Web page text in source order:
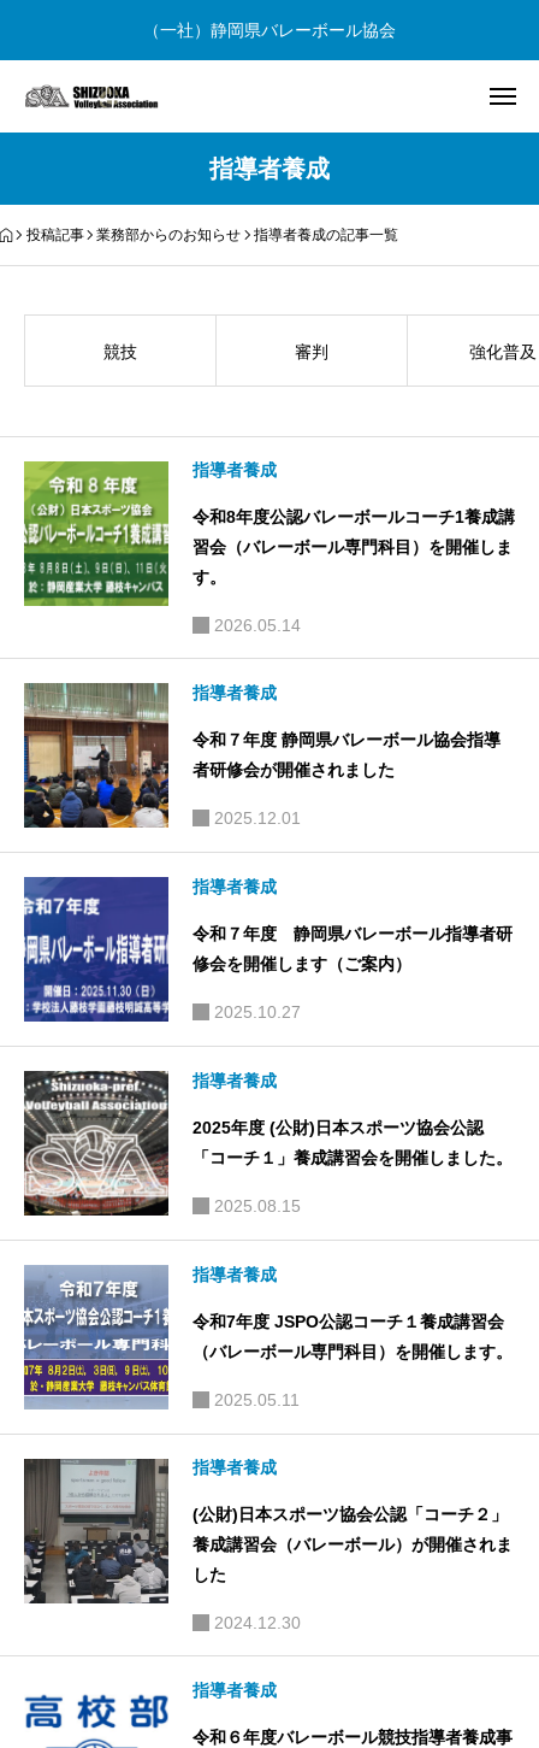
（一社）静岡県バレーボール協会
指導者養成
投稿記事 業務部からのお知らせ 指導者養成の記事一覧
競技 審判 強化普及
指導者養成
令和8年度公認バレーボールコーチ1養成講
習会（バレーボール専門科目）を開催しま
す。
2026.05.14
指導者養成
令和７年度 静岡県バレーボール協会指導
者研修会が開催されました
2025.12.01
指導者養成
令和７年度 静岡県バレーボール指導者研
修会を開催します（ご案内）
2025.10.27
指導者養成
2025年度 (公財)日本スポーツ協会公認
「コーチ１」養成講習会を開催しました。
2025.08.15
指導者養成
令和7年度 JSPO公認コーチ１養成講習会
（バレーボール専門科目）を開催します。
2025.05.11
指導者養成
(公財)日本スポーツ協会公認「コーチ２」
養成講習会（バレーボール）が開催されま
した
2024.12.30
指導者養成
令和６年度バレーボール競技指導者養成事